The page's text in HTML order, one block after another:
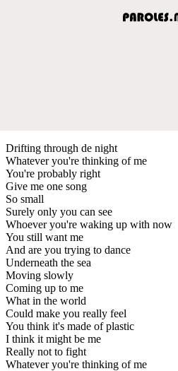
Drifting through de night
Whatever you're thinking of me
You're probably right
Give me one song
So small
Surely only you can see
Whoever you're waking up with now
You still want me
And are you trying to dance
Underneath the sea
Moving slowly
Coming up to me
What in the world
Could make you really feel
You think it's made of plastic
I think it might be me
Really not to fight
Whatever you're thinking of me